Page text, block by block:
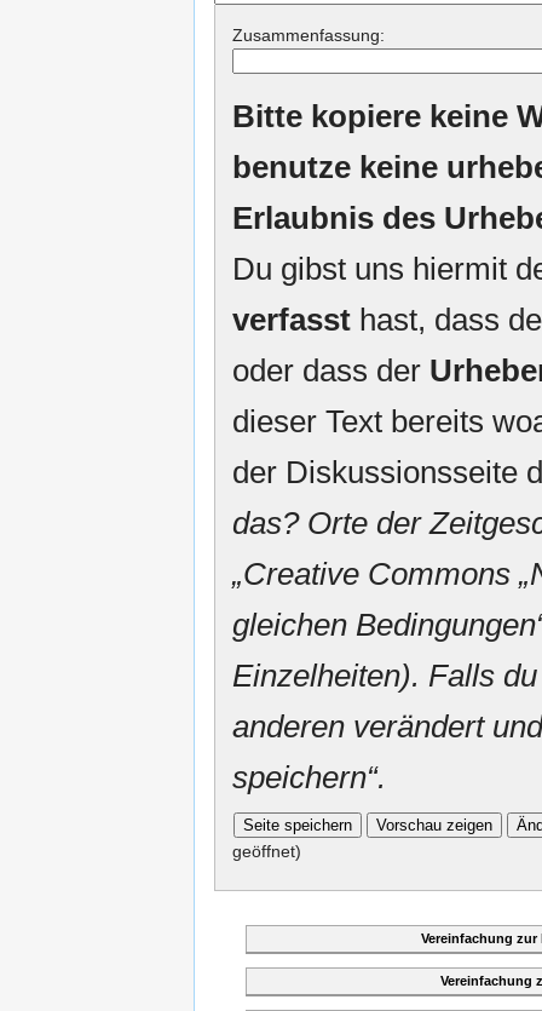
Zusammenfassung:
Bitte kopiere keine
benutze keine
Erlaubnis des
Du gibst uns hiermit
verfasst hast, dass
oder dass der
dieser Text bereits
der Diskussionsseite
das? Orte der
„Creative Commons
gleichen
Einzelheiten). Falls
anderen verändert
speichern“.
geöffnet)
Vereinfachung
Vereinfachung